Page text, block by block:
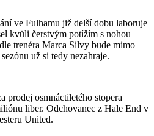
ve Fulhamu již delší dobu laboruje
kvůli čerstvým potížím s nohou
trenéra Marca Silvy bude mimo
už si tedy nezahraje.
prodej osmnáctiletého stopera
liber. Odchovanec z Hale End v
United.